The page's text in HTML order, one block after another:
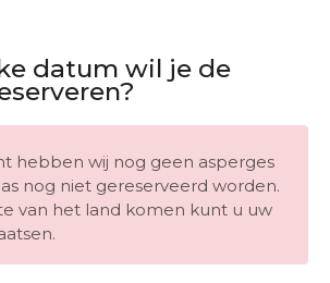
datum wil je de
hebben wij nog geen asperges
nog niet gereserveerd worden.
van het land komen kunt u uw